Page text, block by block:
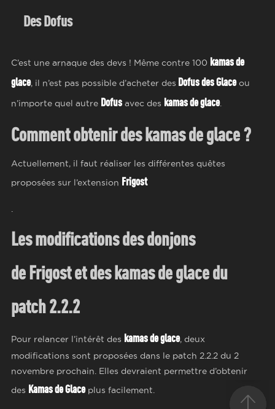
DesDofus
C’est une arnaque des devs ! Même contre 100 kamas de
glace, il n’est pas possible d’acheter des Dofus des Glaceou
n’importe quel autre Dofusavec des kamas de glace.
Comment obtenir deskamas de glace?
Actuellement, il faut réaliser les différentes quêtes
proposées sur l’extension Frigost
Les modifications des donjons
deFrigostet deskamas de glacedu
patch 2.2.2
Pour relancer l’intérêt des kamas de glace, deux
modifications sont proposées dans le patch 2.2.2 du 2
novembre prochain. Elles devraient permettre d’obtenir
des Kamas de Glaceplus facilement.